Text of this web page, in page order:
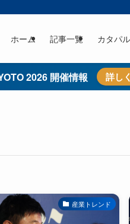
ホーム 記事一覧 カタパ
2026 開催情報 詳し
産業トレンド